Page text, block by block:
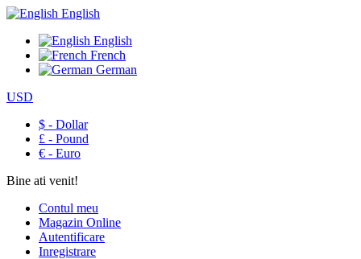
English
English
French
German
USD
$ - Dollar
£ - Pound
€ - Euro
Bine ati venit!
Contul meu
Magazin Online
Autentificare
Inregistrare